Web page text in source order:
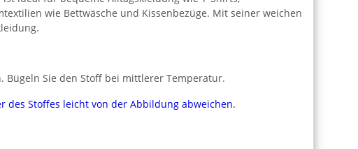
wie Bettwäsche und Kissenbezüge. Mit seiner weichen
Sie den Stoff bei mittlerer Temperatur.
Stoffes leicht von der Abbildung abweichen.